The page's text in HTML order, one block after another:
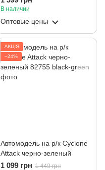
В наличии
Оптовые цены
АКЦІЯ
−24%
Автомодель на р/к Cyclone
Attack черно-зеленый
1 099 грн 1 449 грн